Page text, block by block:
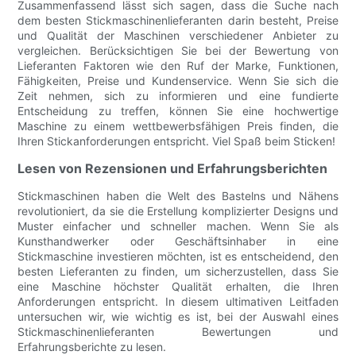
Zusammenfassend lässt sich sagen, dass die Suche nach
dem besten Stickmaschinenlieferanten darin besteht, Preise
und Qualität der Maschinen verschiedener Anbieter zu
vergleichen. Berücksichtigen Sie bei der Bewertung von
Lieferanten Faktoren wie den Ruf der Marke, Funktionen,
Fähigkeiten, Preise und Kundenservice. Wenn Sie sich die
Zeit nehmen, sich zu informieren und eine fundierte
Entscheidung zu treffen, können Sie eine hochwertige
Maschine zu einem wettbewerbsfähigen Preis finden, die
Ihren Stickanforderungen entspricht. Viel Spaß beim Sticken!
Lesen von Rezensionen und Erfahrungsberichten
Stickmaschinen haben die Welt des Bastelns und Nähens
revolutioniert, da sie die Erstellung komplizierter Designs und
Muster einfacher und schneller machen. Wenn Sie als
Kunsthandwerker oder Geschäftsinhaber in eine
Stickmaschine investieren möchten, ist es entscheidend, den
besten Lieferanten zu finden, um sicherzustellen, dass Sie
eine Maschine höchster Qualität erhalten, die Ihren
Anforderungen entspricht. In diesem ultimativen Leitfaden
untersuchen wir, wie wichtig es ist, bei der Auswahl eines
Stickmaschinenlieferanten Bewertungen und
Erfahrungsberichte zu lesen.